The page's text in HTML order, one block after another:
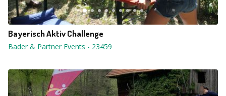
Bayerisch Aktiv Challenge
Bader & Partner Events - 23459